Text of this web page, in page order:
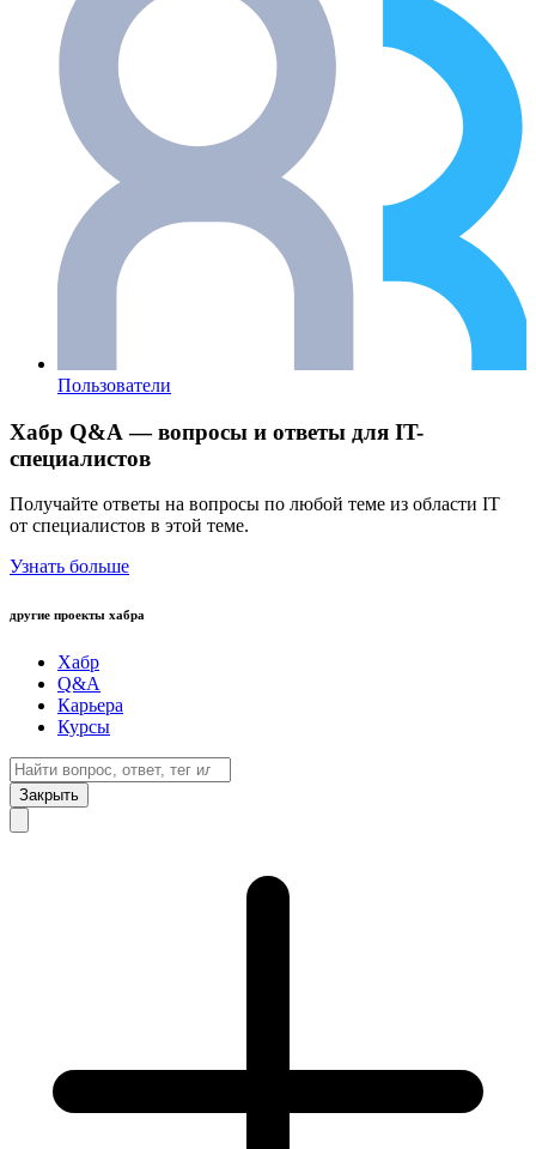
Пользователи
Хабр Q&A — вопросы и ответы для IT-
специалистов
Получайте ответы на вопросы по любой теме из области IT
от специалистов в этой теме.
Узнать больше
другие проекты хабра
Хабр
Q&A
Карьера
Курсы
Закрыть